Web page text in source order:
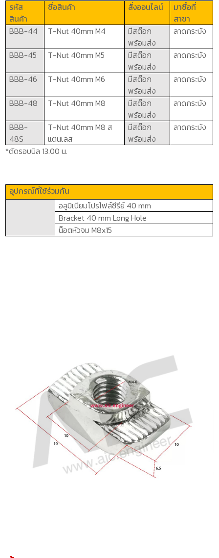
รหัส
สินค้า
ชื่อสินค้า สั่งออนไลน์
มาซื้อที่
สาขา
BBB-44
T-Nut 40mm M4
มีสต๊อก
พร้อมส่ง
ลาดกระบัง
BBB-45 T-Nut 40mm M5
มีสต๊อก
พร้อมส่ง
ลาดกระบัง
BBB-46 T-Nut 40mm M6
มีสต๊อก
พร้อมส่ง
ลาดกระบัง
BBB-48 T-Nut 40mm M8
มีสต๊อก
พร้อมส่ง
ลาดกระบัง
BBB-
48S
T-Nut 40mm M8ส
แตนเลส
มีสต๊อก
พร้อมส่ง
ลาดกระบัง
*ตัดรอบบิล 13.00 น.
อุปกรณ์ที่ใช้ร่วมกัน
อลูมิเนียมโปรไฟล์ซีรีย์40 mm
Bracket 40 mm Long Hole
น็อตหัวจมM8x15